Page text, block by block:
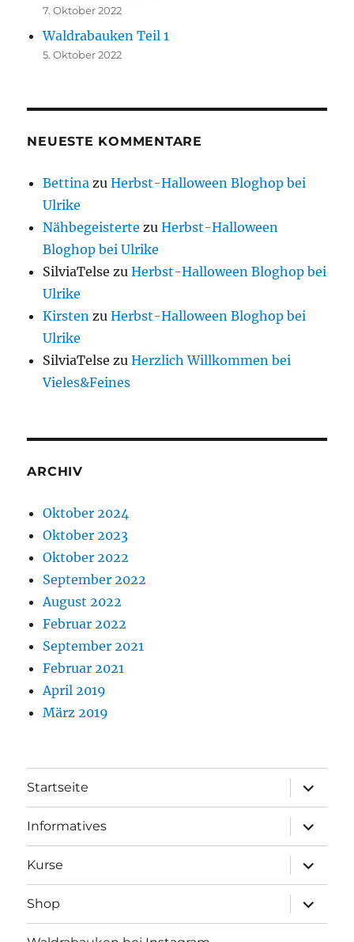
7. Oktober 2022
Waldrabauken Teil 1
5. Oktober 2022
NEUESTE KOMMENTARE
Bettina zuHerbst-Halloween Bloghop bei
Ulrike
Nähbegeisterte zuHerbst-Halloween
Bloghop bei Ulrike
SilviaTelse zuHerbst-Halloween Bloghop bei
Ulrike
Kirsten zuHerbst-Halloween Bloghop bei
Ulrike
SilviaTelse zuHerzlich Willkommen bei
Vieles&Feines
ARCHIV
Oktober 2024
Oktober 2023
Oktober 2022
September 2022
August 2022
Februar 2022
September 2021
Februar 2021
April 2019
März 2019
Startseite
öffnen
Informatives
öffnen
Kurse
öffnen
Shop
öffnen